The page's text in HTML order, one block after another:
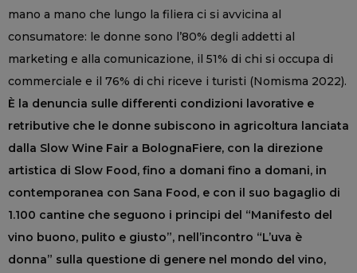
mano a mano che lungo la filiera ci si avvicina al
consumatore: le donne sono l’80% degli addetti al
marketing e alla comunicazione, il 51% di chi si occupa di
commerciale e il 76% di chi riceve i turisti (Nomisma 2022).
È la denuncia sulle differenti condizioni lavorative e
retributive che le donne subiscono in agricoltura lanciata
dalla Slow Wine Fair a BolognaFiere, con la direzione
artistica di Slow Food, fino a domani fino a domani, in
contemporanea con Sana Food, e con il suo bagaglio di
1.100 cantine che seguono i principi del “Manifesto del
vino buono, pulito e giusto”, nell’incontro “L’uva è
donna” sulla questione di genere nel mondo del vino,